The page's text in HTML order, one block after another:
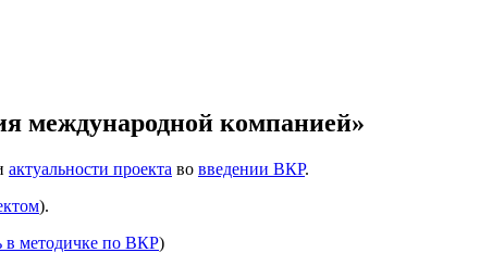
международной компанией»
актуальности проекта во введении ВКР.
).
в методичке по ВКР)